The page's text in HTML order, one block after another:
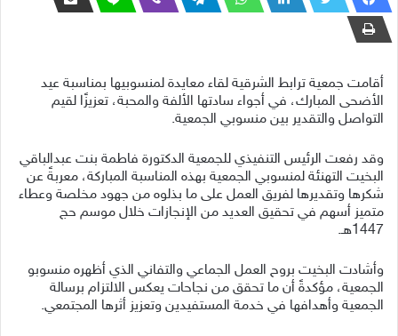
أقامت جمعية ترابط الشرقية لقاء معايدة لمنسوبيها بمناسبة عيد
الأضحى المبارك، في أجواء سادتها الألفة والمحبة، تعزيزًا لقيم
التواصل والتقدير بين منسوبي الجمعية.
وقد رفعت الرئيس التنفيذي للجمعية الدكتورة فاطمة بنت عبدالباقي
البخيت التهنئة لمنسوبي الجمعية بهذه المناسبة المباركة، معربةً عن
شكرها وتقديرها لفريق العمل على ما بذلوه من جهود مخلصة وعطاء
متميز أسهم في تحقيق العديد من الإنجازات خلال موسم حج
1447هـ.
وأشادت البخيت بروح العمل الجماعي والتفاني الذي أظهره منسوبو
الجمعية، مؤكدةً أن ما تحقق من نجاحات يعكس الالتزام برسالة
الجمعية وأهدافها في خدمة المستفيدين وتعزيز أثرها المجتمعي.